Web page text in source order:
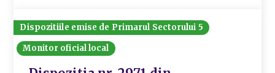
Dispozitiile emise de Primarul Sectorului 5
Monitor oficial local